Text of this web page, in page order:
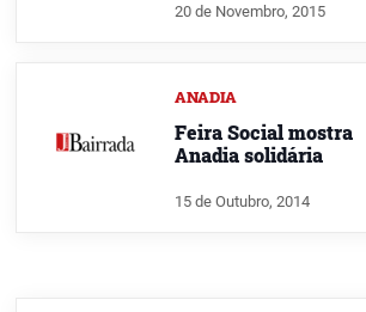
20 de Novembro, 2015
ANADIA
Feira Social mostra
Anadia solidária
15 de Outubro, 2014